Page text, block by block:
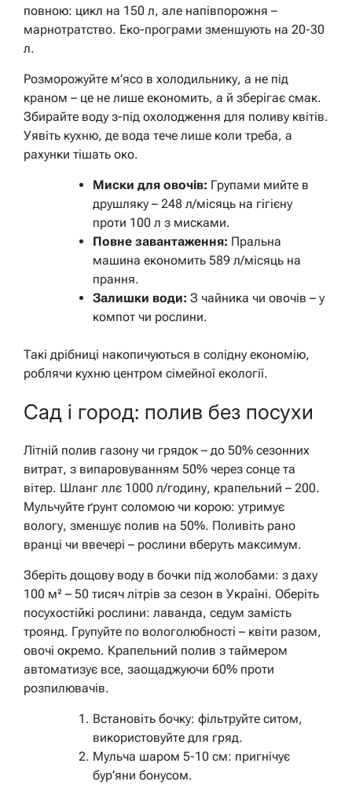
повною: цикл на 150 л, але напівпорожня –
марнотратство. Еко-програми зменшують на 20-30
л.
Розморожуйте м’ясо в холодильнику, а не під
краном – це не лише економить, а й зберігає смак.
Збирайте воду з-під охолодження для поливу квітів.
Уявіть кухню, де вода тече лише коли треба, а
рахунки тішать око.
Миски для овочів: Групами мийте в
друшляку – 248 л/місяць на гігієну
проти 100 л з мисками.
Повне завантаження: Пральна
машина економить 589 л/місяць на
прання.
Залишки води: З чайника чи овочів – у
компот чи рослини.
Такі дрібниці накопичуються в солідну економію,
роблячи кухню центром сімейної екології.
Сад і город: полив без посухи
Літній полив газону чи грядок – до 50% сезонних
витрат, з випаровуванням 50% через сонце та
вітер. Шланг ллє 1000 л/годину, крапельний – 200.
Мульчуйте ґрунт соломою чи корою: утримує
вологу, зменшує полив на 50%. Поливіть рано
вранці чи ввечері – рослини вберуть максимум.
Зберіть дощову воду в бочки під жолобами: з даху
100 м² – 50 тисяч літрів за сезон в Україні. Оберіть
посухостійкі рослини: лаванда, седум замість
троянд. Групуйте по вологолюбності – квіти разом,
овочі окремо. Крапельний полив з таймером
автоматизує все, заощаджуючи 60% проти
розпилювачів.
Встановіть бочку: фільтруйте ситом,
використовуйте для гряд.
Мульча шаром 5-10 см: пригнічує
бур’яни бонусом.